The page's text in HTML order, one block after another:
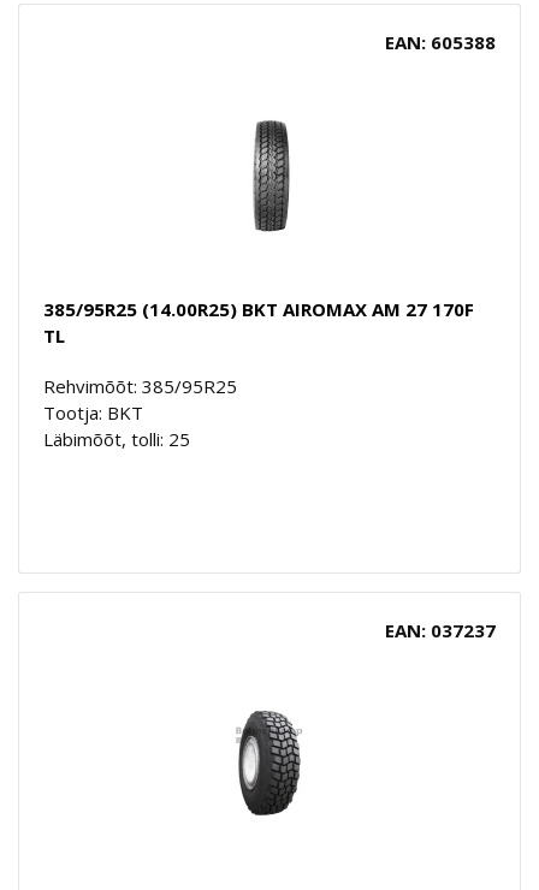
EAN: 605388
385/95R25 (14.00R25) BKT AIROMAX AM 27 170F
TL
Rehvimõõt: 385/95R25
Tootja: BKT
Läbimõõt, tolli: 25
EAN: 037237